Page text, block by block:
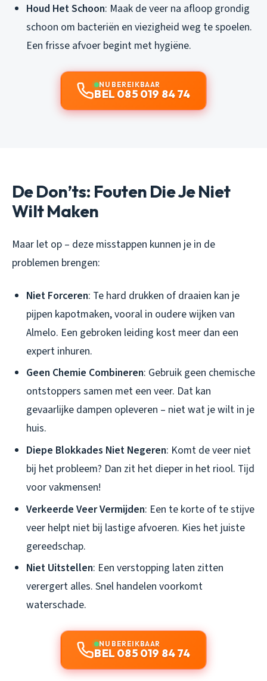
Houd Het Schoon: Maak de veer na afloop grondig
schoon om bacteriën en viezigheid weg te spoelen.
Een frisse afvoer begint met hygiëne.
NU BEREIKBAAR
BEL 085 019 84 74
De Don’ts: Fouten Die Je Niet
Wilt Maken
Maar let op – deze misstappen kunnen je in de
problemen brengen:
Niet Forceren: Te hard drukken of draaien kan je
pijpen kapotmaken, vooral in oudere wijken van
Almelo. Een gebroken leiding kost meer dan een
expert inhuren.
Geen Chemie Combineren: Gebruik geen chemische
ontstoppers samen met een veer. Dat kan
gevaarlijke dampen opleveren – niet wat je wilt in je
huis.
Diepe Blokkades Niet Negeren: Komt de veer niet
bij het probleem? Dan zit het dieper in het riool. Tijd
voor vakmensen!
Verkeerde Veer Vermijden: Een te korte of te stijve
veer helpt niet bij lastige afvoeren. Kies het juiste
gereedschap.
Niet Uitstellen: Een verstopping laten zitten
verergert alles. Snel handelen voorkomt
waterschade.
NU BEREIKBAAR
BEL 085 019 84 74